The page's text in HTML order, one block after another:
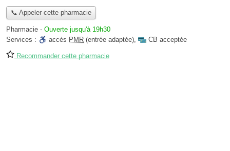
📞 Appeler cette pharmacie
Pharmacie - Ouverte jusqu'à 19h30
Services :
accès PMR (entrée adaptée), CB acceptée
Recommander cette pharmacie